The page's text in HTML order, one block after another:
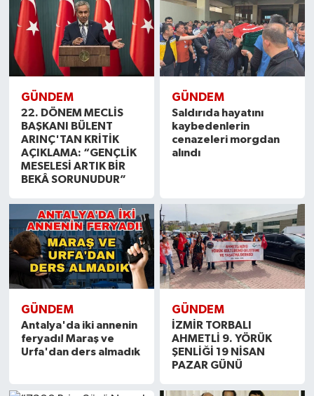
GÜNDEM
22. DÖNEM MECLİS
BAŞKANI BÜLENT
ARINÇ'TAN KRİTİK
AÇIKLAMA: “GENÇLİK
MESELESİ ARTIK BİR
BEKÂ SORUNUDUR”
GÜNDEM
Saldırıda hayatını
kaybedenlerin
cenazeleri morgdan
alındı
GÜNDEM
Antalya'da iki annenin
feryadı! Maraş ve
Urfa'dan ders almadık
GÜNDEM
İZMİR TORBALI
AHMETLİ 9. YÖRÜK
ŞENLİĞİ 19 NİSAN
PAZAR GÜNÜ